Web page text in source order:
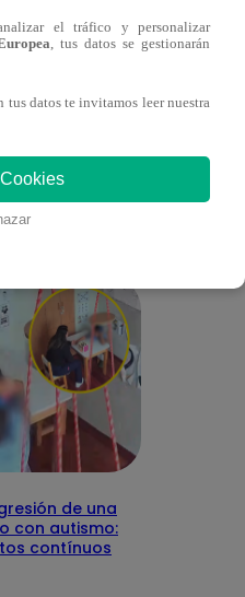
puede
de una
con autismo:
contínuos
el tráfico y personalizar
, tus datos se gestionarán
tus datos te invitamos leer nuestra